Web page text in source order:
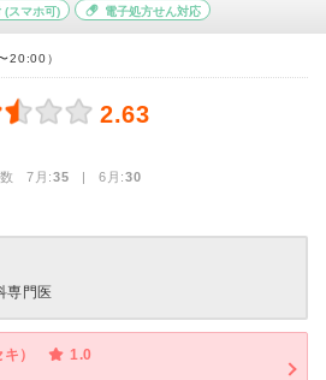
(スマホ可) 電子処方せん対応
20:00）
2.63
数 7月:35 | 6月:30
専門医
）
1.0